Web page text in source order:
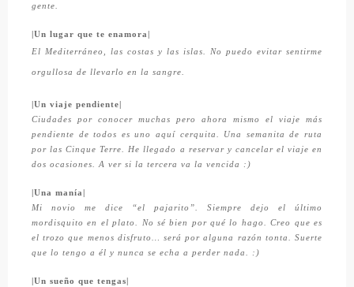
gente.
|Un lugar que te enamora|
El Mediterráneo, las costas y las islas. No puedo evitar sentirme
orgullosa de llevarlo en la sangre.
|Un viaje pendiente|
Ciudades por conocer muchas pero ahora mismo el viaje más
pendiente de todos es uno aquí cerquita. Una semanita de ruta
por las Cinque Terre. He llegado a reservar y cancelar el viaje en
dos ocasiones. A ver si la tercera va la vencida :)
|Una manía|
Mi novio me dice “el pajarito”. Siempre dejo el último
mordisquito en el plato. No sé bien por qué lo hago. Creo que es
el trozo que menos disfruto… será por alguna razón tonta. Suerte
que lo tengo a él y nunca se echa a perder nada. :)
|Un sueño que tengas|